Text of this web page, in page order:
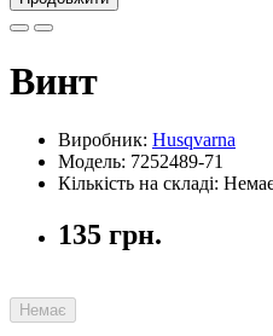
Винт
Виробник: Husqvarna
Модель: 7252489-71
Кількість на складі:
135 грн.
Немає